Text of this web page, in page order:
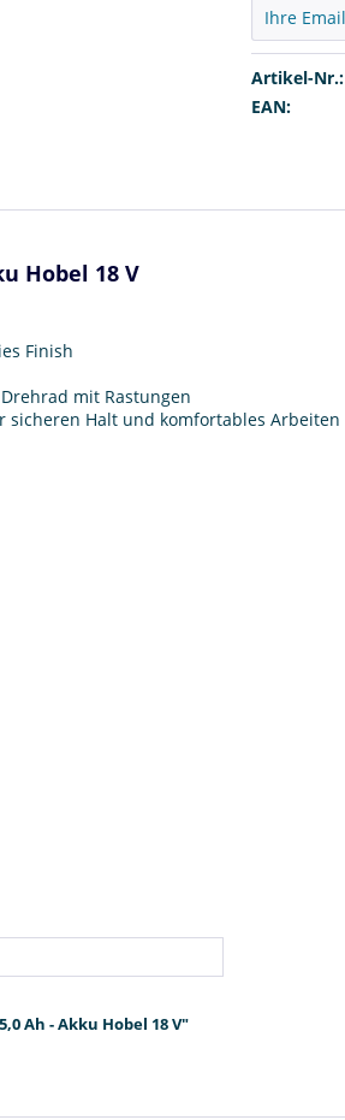
Artikel-Nr.:
EAN:
Hobel 18 V
Finish
mit Rastungen
Halt und komfortables Arbeiten
Ah - Akku Hobel 18 V"